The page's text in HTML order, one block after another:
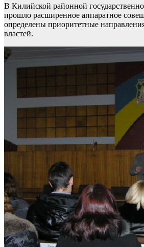
В Килийской районной
прошло расширенное аппаратное
определены приоритетные
властей.